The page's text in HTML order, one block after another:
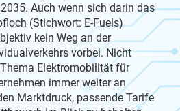
Auch wenn sich darin das
(Stichwort: E-Fuels)
kein Weg an der
vorbei. Nicht
Elektromobilität für
immer weiter an
Marktdruck, passende Tarife